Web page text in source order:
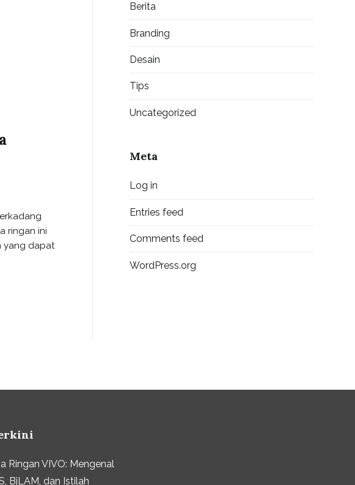
ringan ini
yang dapat
Berita
Branding
Desain
Tips
Uncategorized
Meta
Log in
Entries feed
Comments feed
WordPress.org
Ringan VIVO: Mengenal
BjLAM, dan Istilah